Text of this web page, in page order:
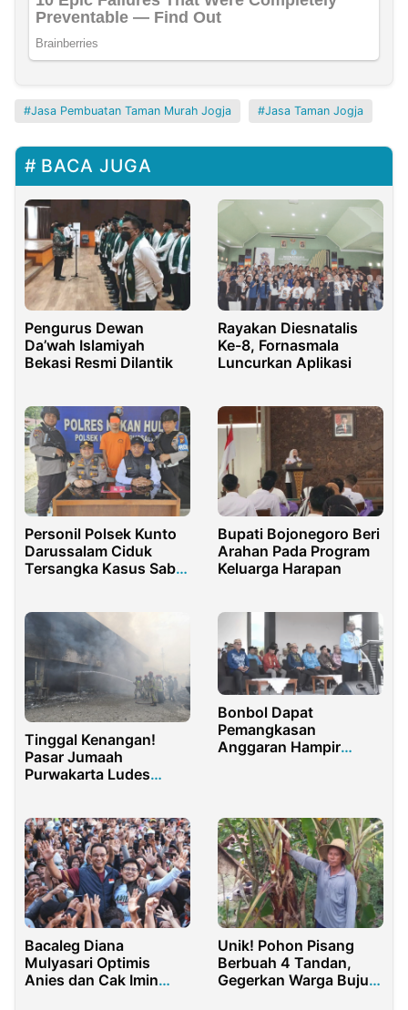
Jasa Pembuatan Taman Murah Jogja Jasa Taman Jogja
BACA JUGA
Pengurus Dewan
Da’wah Islamiyah
Bekasi Resmi Dilantik
Rayakan Diesnatalis
Ke-8, Fornasmala
Luncurkan Aplikasi
Personil Polsek Kunto
Darussalam Ciduk
Tersangka Kasus Sabu
Bupati Bojonegoro Beri
Arahan Pada Program
Keluarga Harapan
Tinggal Kenangan!
Pasar Jumaah
Purwakarta Ludes
Kadis Damkar
Bonbol Dapat
Pemangkasan
Anggaran Hampir
Bacaleg Diana
Mulyasari Optimis
Anies dan Cak Imin
Unik! Pohon Pisang
Berbuah 4 Tandan,
Gegerkan Warga Bujur